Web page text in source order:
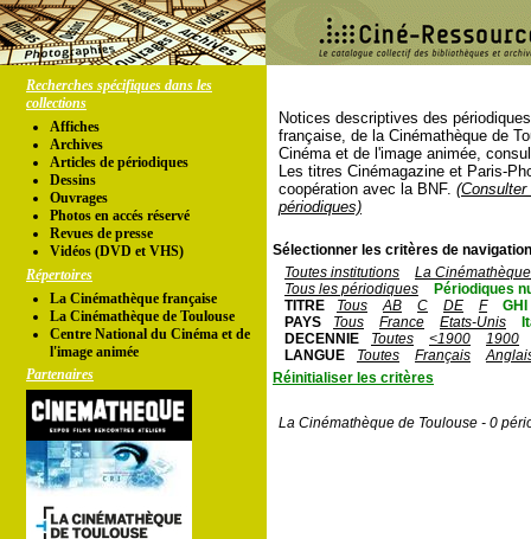
Recherches spécifiques dans les
collections
Affiches
Archives
Articles de périodiques
Dessins
Ouvrages
Photos en accés réservé
Revues de presse
Vidéos (DVD et VHS)
Répertoires
La Cinémathèque française
La Cinémathèque de Toulouse
Centre National du Cinéma et de
l'image animée
Partenaires
Notices descriptives des
française, de la Cinémathèque de
Cinéma et de l'image animée,
Les titres Cinémagazine et Paris-
coopération avec la BNF.
périodiques)
Sélectionner les critères de
Toutes institutions
La
Tous les périodiques
Périodiques
TITRE
Tous AB C DE F
GHI
PAYS
Tous France Etats-Unis
DECENNIE
Toutes <1900
1900
LANGUE
Toutes Français
Réinitialiser les critères
La Cinémathèque de Toulouse - 0